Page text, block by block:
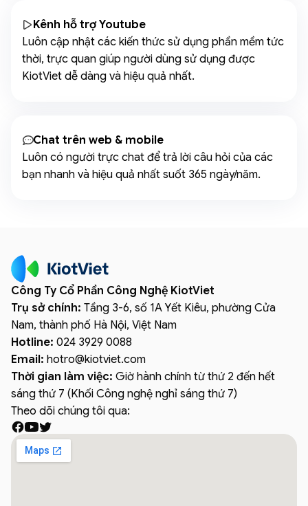
Kênh hỗ trợ Youtube
Luôn cập nhật các kiến thức sử dụng phần mềm tức
thời, trực quan giúp người dùng sử dụng được
KiotViet dễ dàng và hiệu quả nhất.
Chat trên web & mobile
Luôn có người trực chat để trả lời câu hỏi của các
bạn nhanh và hiệu quả nhất suốt 365 ngày/năm.
Công Ty Cổ Phần Công Nghệ KiotViet
Trụ sở chính: Tầng 3-6, số 1A Yết Kiêu, phường Cửa
Nam, thành phố Hà Nội, Việt Nam
Hotline: 024 3929 0088
Email: hotro@kiotviet.com
Thời gian làm việc: Giờ hành chính từ thứ 2 đến hết
sáng thứ 7 (Khối Công nghệ nghỉ sáng thứ 7)
Theo dõi chúng tôi qua: